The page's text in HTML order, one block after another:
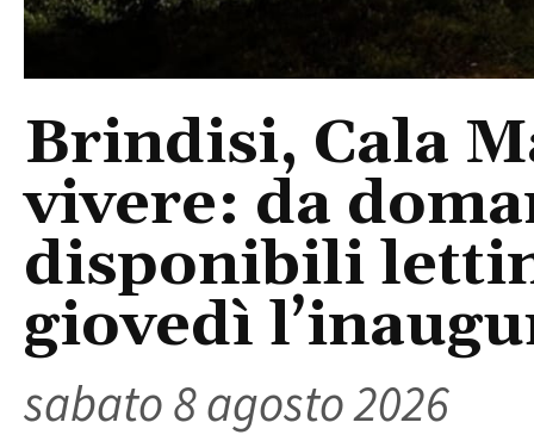
Brindisi, Cala
vivere: da
disponibili
giovedì
sabato 8 agosto 2026